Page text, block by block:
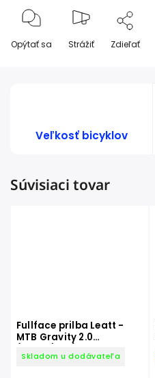
Opýtať sa Strážiť Zdieľať
Veľkosť bicyklov
Súvisiaci tovar
Fullface prilba Leatt -
MTB Gravity 2.0
Skladom u dodávateľa